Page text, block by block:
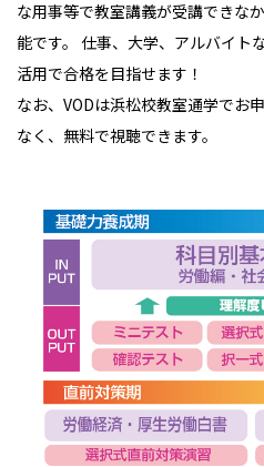
な用事等で教室講義が受講できな
能です。 仕事、大学、アルバイト
活用で合格を目指せます！
なお、VODは浜松校教室通学でお
なく、無料で視聴できます。